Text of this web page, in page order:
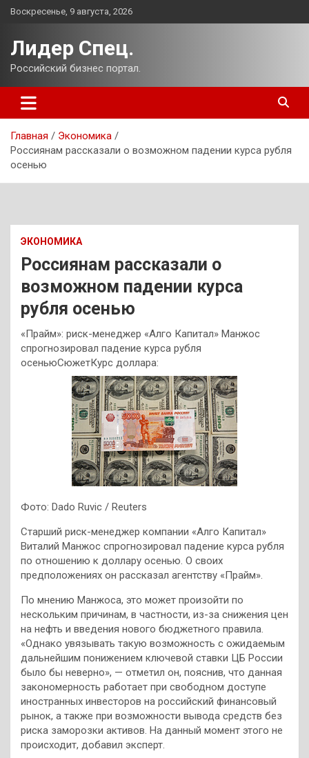
Перейти
Воскресенье, 9 августа, 2026
Лидер Спец.
Российский бизнес портал.
Главная
Экономика
Россиянам рассказали о возможном падении курса рубля
осенью
ЭКОНОМИКА
Россиянам рассказали о
возможном падении курса
рубля осенью
«Прайм»: риск-менеджер «Алго Капитал» Манжос
спрогнозировал падение курса рубля
осеньюСюжетКурс доллара:
Фото: Dado Ruvic / Reuters
Старший риск-менеджер компании «Алго Капитал»
Виталий Манжос спрогнозировал падение курса рубля
по отношению к доллару осенью. О своих
предположениях он рассказал агентству «Прайм».
По мнению Манжоса, это может произойти по
нескольким причинам, в частности, из-за снижения цен
на нефть и введения нового бюджетного правила.
«Однако увязывать такую возможность с ожидаемым
дальнейшим понижением ключевой ставки ЦБ России
было бы неверно», — отметил он, пояснив, что данная
закономерность работает при свободном доступе
иностранных инвесторов на российский финансовый
рынок, а также при возможности вывода средств без
риска заморозки активов. На данный момент этого не
происходит, добавил эксперт.